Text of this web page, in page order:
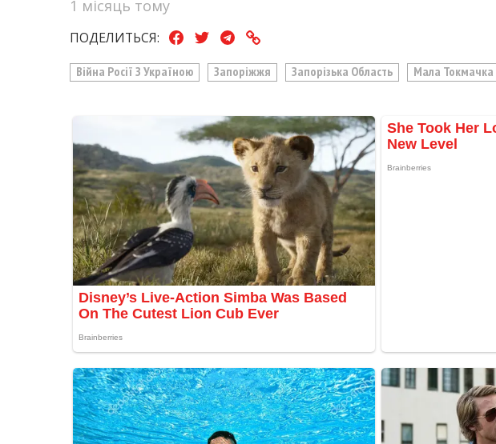
1 місяць тому
ПОДЕЛИТЬСЯ:
Війна Росії З Україною Запоріжжя Запорізька Область Мала Токмачка